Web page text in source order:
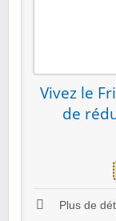
Vivez le
de
Plus de